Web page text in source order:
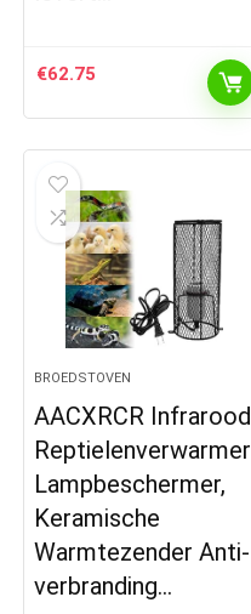
€62.75
BROEDSTOVEN
AACXRCR Infrarood
Reptielenverwarmer
Lampbeschermer,
Keramische
Warmtezender Anti-
verbranding…